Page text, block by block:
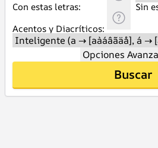
Con estas letras:
Sin
Acentos y Diacríticos:
Opciones
Buscar